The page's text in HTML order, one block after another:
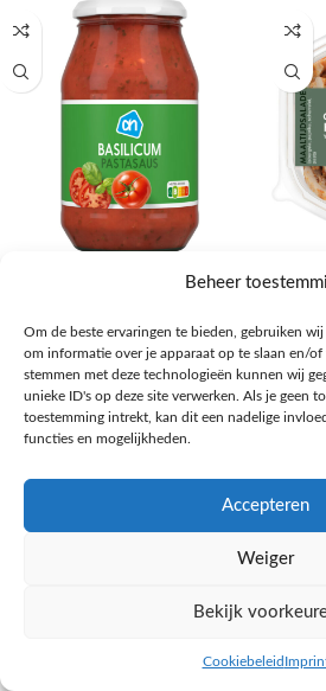
Beheer
Om de beste ervaringen te bieden, gebruiken
om informatie over je apparaat op te slaan en/
stemmen met deze technologieën kunnen wij
unieke ID's op deze site verwerken. Als je geen
toestemming intrekt, kan dit een nadelige
functies en mogelijkheden.
Accepteren
Weiger
Bekijk
Cookiebeleid
€1,59
NAAR AH